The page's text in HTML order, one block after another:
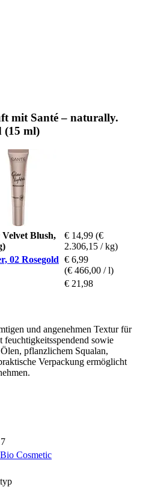
mit Santé – naturally.
(15 ml)
Blush,
€ 14,99 (€
2.306,15 / kg)
02 Rosegold € 6,99
(€ 466,00 / l)
€ 21,98
und angenehmen Textur für
sowie
pflanzlichem Squalan,
Verpackung ermöglicht
Cosmetic